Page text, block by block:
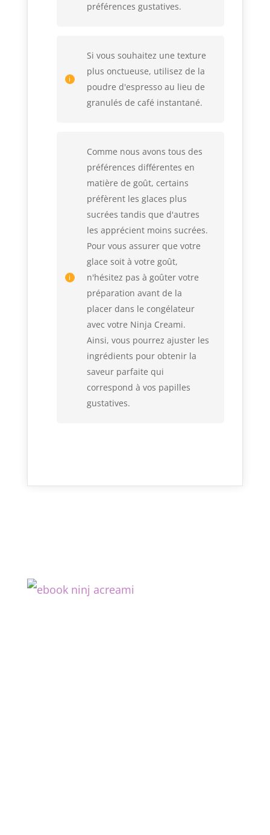
préférences gustatives.
Si vous souhaitez une texture
plus onctueuse, utilisez de la
poudre d'espresso au lieu de
granulés de café instantané.
Comme nous avons tous des
préférences différentes en
matière de goût, certains
préfèrent les glaces plus
sucrées tandis que d'autres
les apprécient moins sucrées.
Pour vous assurer que votre
glace soit à votre goût,
n'hésitez pas à goûter votre
préparation avant de la
placer dans le congélateur
avec votre Ninja Creami.
Ainsi, vous pourrez ajuster les
ingrédients pour obtenir la
saveur parfaite qui
correspond à vos papilles
gustatives.